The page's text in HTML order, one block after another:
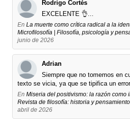
Rodrigo Cortés
EXCELENTE 👌...
En La muerte como crítica radical a la
Microfilosofía | Filosofía, psicología y
junio de 2026
Adrian
Siempre que no tomemos en
texto se vicia, ya que se tipifica un
En Miseria del positivismo: la razón como
Revista de filosofía: historia y
abril de 2026